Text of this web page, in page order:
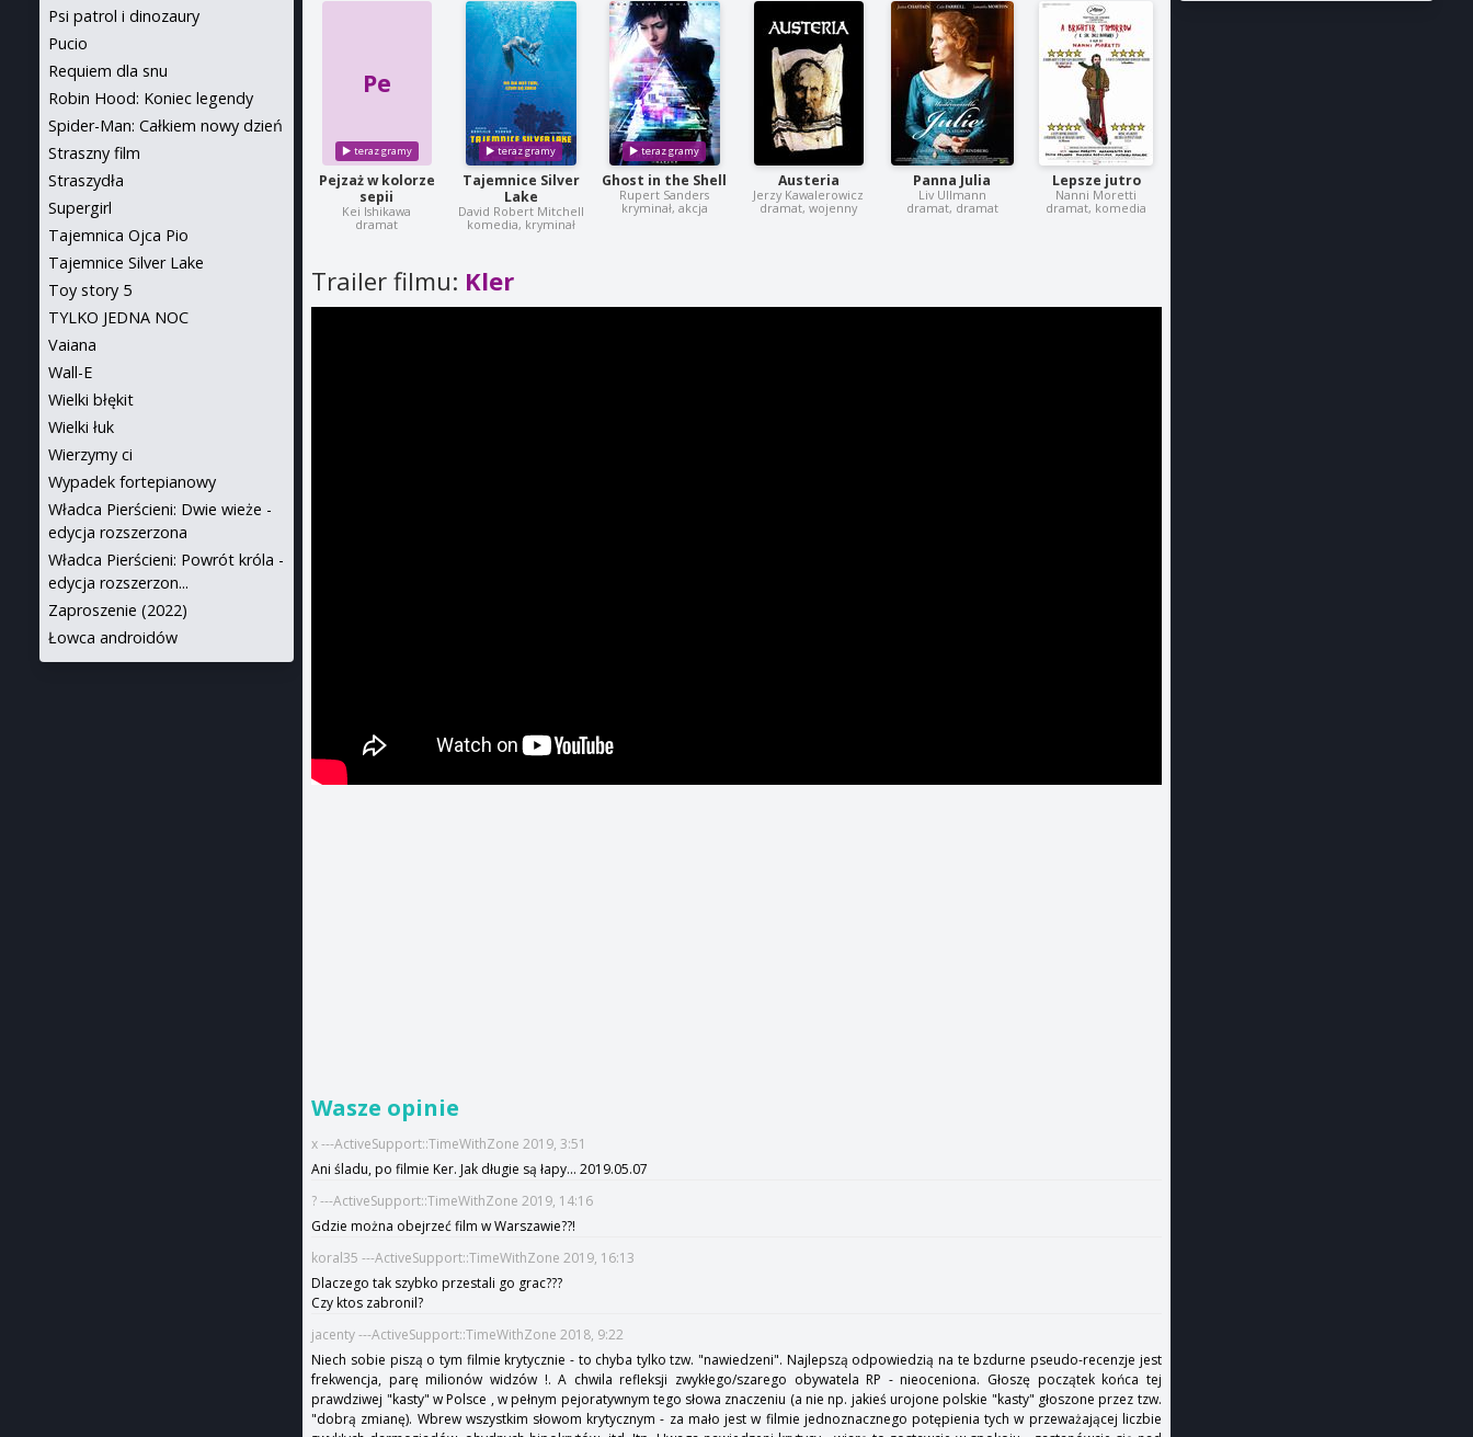
Pe
Pejzaż w kolorze
sepii
Kei Ishikawa
dramat
Tajemnice Silver
Lake
David Robert Mitchell
komedia, kryminał
Ghost in the Shell
Rupert Sanders
kryminał, akcja
Austeria
Jerzy Kawalerowicz
dramat, wojenny
Panna Julia
Liv Ullmann
dramat, dramat
Lepsze jutro
Nanni Moretti
dramat, komedia
Trailer filmu: Kler
Wasze opinie
x ---ActiveSupport::TimeWithZone 2019, 3:51
Ani śladu, po filmie Ker. Jak długie są łapy... 2019.05.07
? ---ActiveSupport::TimeWithZone 2019, 14:16
Gdzie można obejrzeć film w Warszawie??!
koral35 ---ActiveSupport::TimeWithZone 2019, 16:13
Dlaczego tak szybko przestali go grac???
Czy ktos zabronil?
jacenty ---ActiveSupport::TimeWithZone 2018, 9:22
Niech sobie piszą o tym filmie krytycznie - to chyba tylko tzw. "nawiedzeni". Najlepszą odpowiedzią na te bzdurne pseudo-recenzje jest
frekwencja, parę milionów widzów !. A chwila refleksji zwykłego/szarego obywatela RP - nieoceniona. Głoszę początek końca tej
prawdziwej "kasty" w Polsce , w pełnym pejoratywnym tego słowa znaczeniu (a nie np. jakieś urojone polskie "kasty" głoszone przez tzw.
"dobrą zmianę). Wbrew wszystkim słowom krytycznym - za mało jest w filmie jednoznacznego potępienia tych w przeważającej liczbie
Psi patrol i dinozaury
Pucio
Requiem dla snu
Robin Hood: Koniec legendy
Spider-Man: Całkiem nowy dzień
Straszny film
Straszydła
Supergirl
Tajemnica Ojca Pio
Tajemnice Silver Lake
Toy story 5
TYLKO JEDNA NOC
Vaiana
Wall-E
Wielki błękit
Wielki łuk
Wierzymy ci
Wypadek fortepianowy
Władca Pierścieni: Dwie wieże -
edycja rozszerzona
Władca Pierścieni: Powrót króla -
edycja rozszerzon...
Zaproszenie (2022)
Łowca androidów